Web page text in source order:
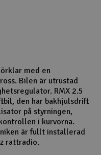
tillbehör
med en
Bilen är utrustad
RMX 2.5
den har bakhjulsdrift
på styrningen,
i kurvorna.
är fullt installerad
rattradio.